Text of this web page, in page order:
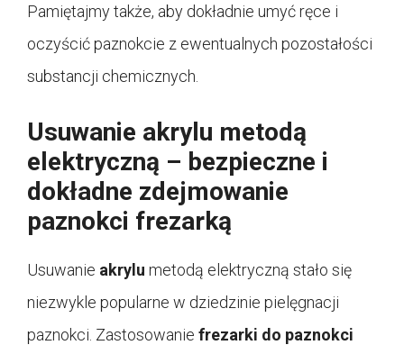
Pamiętajmy także, aby dokładnie umyć ręce i
oczyścić paznokcie z ewentualnych pozostałości
substancji chemicznych.
Usuwanie akrylu metodą
elektryczną – bezpieczne i
dokładne zdejmowanie
paznokci frezarką
Usuwanie akrylu metodą elektryczną stało się
niezwykle popularne w dziedzinie pielęgnacji
paznokci. Zastosowanie frezarki do paznokci